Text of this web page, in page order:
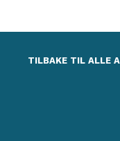
TILBAKE TIL ALLE